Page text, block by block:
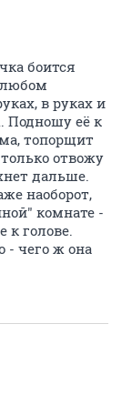
боится
любом
в руках и
Подношу её к
топорщит
отвожу
дальше.
наоборот,
комнате -
к голове.
- чего ж она